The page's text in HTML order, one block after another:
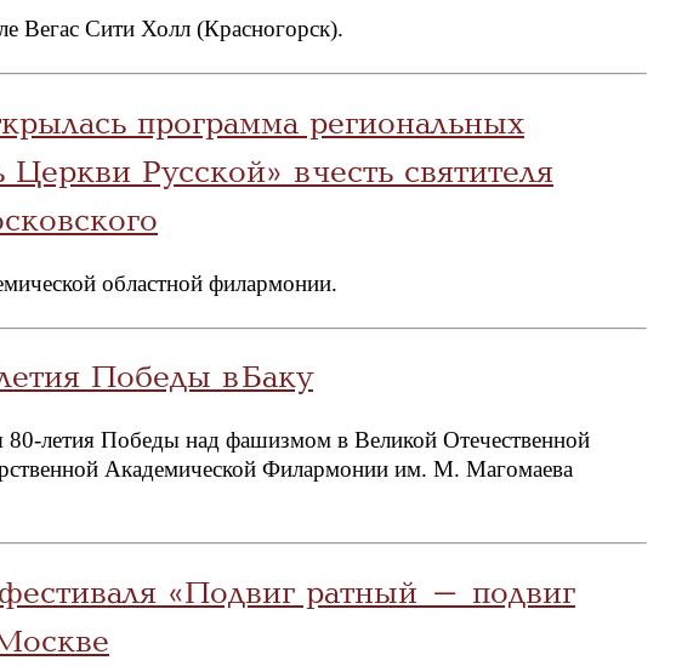
Вегас Сити Холл (Красногорск).
программа региональных
Русской» в честь святителя
областной филармонии.
Победы в Баку
80-летия Победы над фашизмом в Великой Отечественной
Академической Филармонии им. М. Магомаева
«Подвиг ратный – подвиг